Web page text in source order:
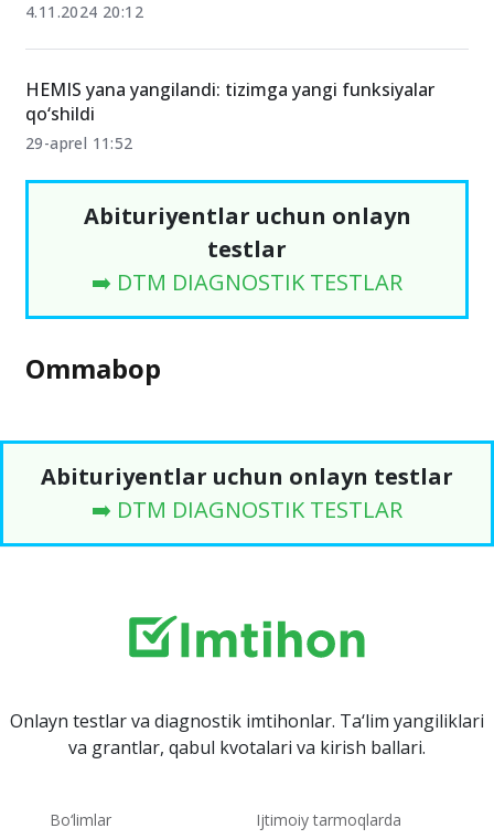
4.11.2024 20:12
HEMIS yana yangilandi: tizimga yangi funksiyalar
qo‘shildi
29-aprel 11:52
Abituriyentlar uchun onlayn
testlar
➡️ DTM DIAGNOSTIK TESTLAR
Ommabop
Abituriyentlar uchun onlayn testlar
➡️ DTM DIAGNOSTIK TESTLAR
Onlayn testlar va diagnostik imtihonlar. Ta‘lim yangiliklari
va grantlar, qabul kvotalari va kirish ballari.
Bo‘limlar Ijtimoiy tarmoqlarda